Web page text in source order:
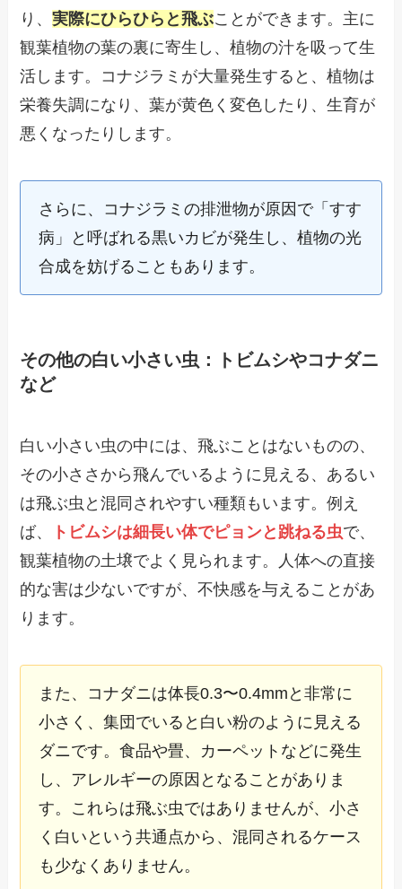
り、実際にひらひらと飛ぶことができます。主に
観葉植物の葉の裏に寄生し、植物の汁を吸って生
活します。コナジラミが大量発生すると、植物は
栄養失調になり、葉が黄色く変色したり、生育が
悪くなったりします。
さらに、コナジラミの排泄物が原因で「すす
病」と呼ばれる黒いカビが発生し、植物の光
合成を妨げることもあります。
その他の白い小さい虫：トビムシやコナダニ
など
白い小さい虫の中には、飛ぶことはないものの、
その小ささから飛んでいるように見える、あるい
は飛ぶ虫と混同されやすい種類もいます。例え
ば、
トビムシは細長い体でピョンと跳ねる虫で、
観葉植物の土壌でよく見られます。人体への直接
的な害は少ないですが、不快感を与えることがあ
ります。
また、コナダニは体長0.3〜0.4mmと非常に
小さく、集団でいると白い粉のように見える
ダニです。食品や畳、カーペットなどに発生
し、アレルギーの原因となることがありま
す。これらは飛ぶ虫ではありませんが、小さ
く白いという共通点から、混同されるケース
も少なくありません。